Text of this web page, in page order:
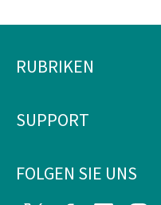
Footer
RUBRIKEN
SUPPORT
FOLGEN SIE UNS